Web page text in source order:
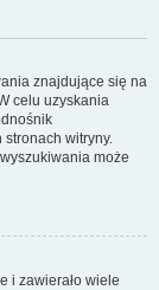
znajdujące się na
celu uzyskania
stronach witryny.
może
i zawierało wiele